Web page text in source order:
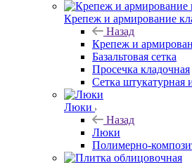
Крепеж и армирование
Назад
Крепеж и
Базальтовая сетка
Просечка кладочная
Сетка
Люки
Назад
Люки
Полимерно-